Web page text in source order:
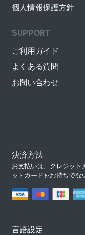
個人情報保護方針
SUPPORT
ご利用ガイド
よくある質問
お問い合わせ
決済方法
お支払いは、クレジット
ットカードをお持ちでな
言語設定